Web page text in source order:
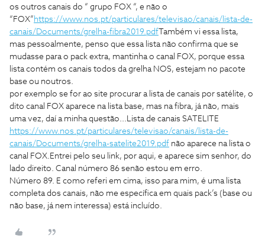
os outros canais do “ grupo FOX “, e não o
“FOX” https://www.nos.pt/particulares/televisao/canais/lista-de-
canais/Documents/grelha-fibra2019.pdf Também vi essa lista,
mas pessoalmente, penso que essa lista não confirma que se
mudasse para o pack extra, mantinha o canal FOX, porque essa
lista contém os canais todos da grelha NOS, estejam no pacote
base ou noutros.
por exemplo se for ao site procurar a lista de canais por satélite, o
dito canal FOX aparece na lista base, mas na fibra, já não, mais
uma vez, daí a minha questão... Lista de canais SATELITE
https://www.nos.pt/particulares/televisao/canais/lista-de-
canais/Documents/grelha-satelite2019.pdf não aparece na lista o
canal FOX. Entrei pelo seu link, por aqui, e aparece sim senhor, do
lado direito. Canal número 86 senão estou em erro.
Número 89. E como referi em cima, isso para mim, é uma lista
completa dos canais, não me específica em quais pack’s (base ou
não base, já nem interessa) está incluído.